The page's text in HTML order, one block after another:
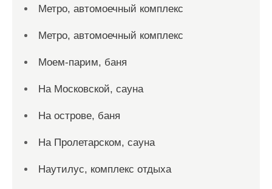
Метро, автомоечный комплекс
Метро, автомоечный комплекс
Моем-парим, баня
На Московской, сауна
На острове, баня
На Пролетарском, сауна
Наутилус, комплекс отдыха